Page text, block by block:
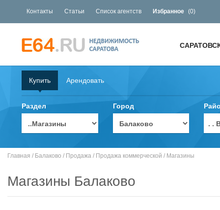
Контакты Статьи Список агентств Избранное (0)
Купить Арендовать
Раздел Город
. .
Главная / Балаково / Продажа / Продажа коммерческой / Магазины
Магазины Балаково